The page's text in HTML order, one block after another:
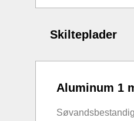
Skilteplader
Aluminum 1